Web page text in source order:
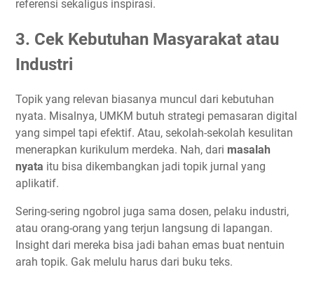
referensi sekaligus inspirasi.
3. Cek Kebutuhan Masyarakat atau
Industri
Topik yang relevan biasanya muncul dari kebutuhan
nyata. Misalnya, UMKM butuh strategi pemasaran digital
yang simpel tapi efektif. Atau, sekolah-sekolah kesulitan
menerapkan kurikulum merdeka. Nah, dari masalah
nyata itu bisa dikembangkan jadi topik jurnal yang
aplikatif.
Sering-sering ngobrol juga sama dosen, pelaku industri,
atau orang-orang yang terjun langsung di lapangan.
Insight dari mereka bisa jadi bahan emas buat nentuin
arah topik. Gak melulu harus dari buku teks.